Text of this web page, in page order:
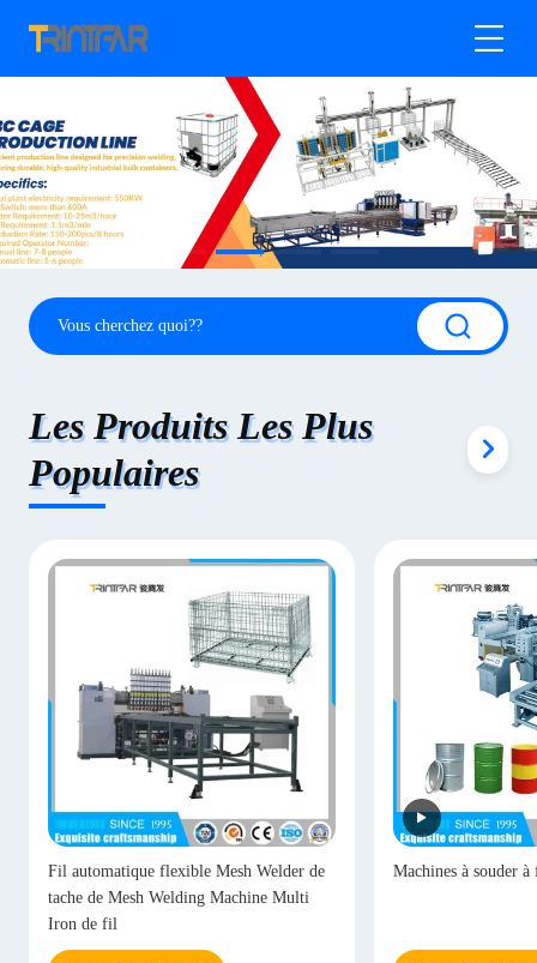
Les Produits Les Plus
Populaires
Fil automatique flexible Mesh Welder de
tache de Mesh Welding Machine Multi
Iron de fil
Machines à souder à